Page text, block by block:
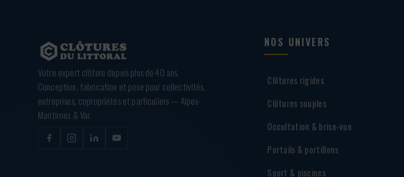
Votre expert clôture depuis plus de 40 ans.
Conception, fabrication et pose pour collectivités,
entreprises, copropriétés et particuliers — Alpes-
Maritimes & Var.
NOS UNIVERS
Clôtures rigides
Clôtures souples
Occultation & brise-vue
Portails & portillons
Sport & piscines